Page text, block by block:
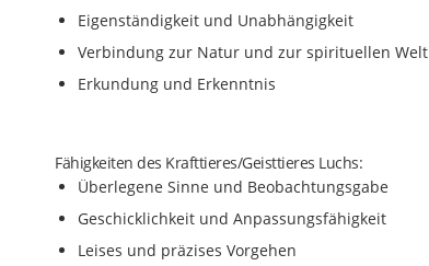
Eigenständigkeit und Unabhängigkeit
Verbindung zur Natur und zur spirituellen Welt
Erkundung und Erkenntnis
Fähigkeiten des Krafttieres/Geisttieres Luchs:
Überlegene Sinne und Beobachtungsgabe
Geschicklichkeit und Anpassungsfähigkeit
Leises und präzises Vorgehen